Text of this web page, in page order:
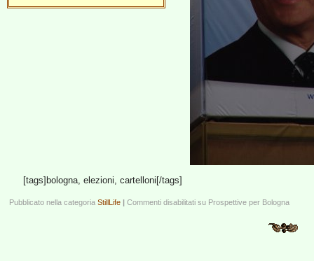
[tags]bologna, elezioni, cartelloni[/tags]
Pubblicato nella categoria StillLife | Commenti disabilitati su Prospettive per Bologna